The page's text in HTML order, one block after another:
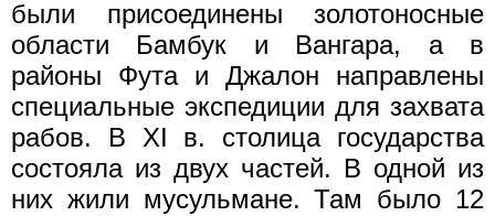
были присоединены золотоносные
области Бамбук и Вангара, а в
районы Фута и Джалон направлены
специальные экспедиции для захвата
рабов. В XI в. столица государства
состояла из двух частей. В одной из
них жили мусульмане. Там было 12